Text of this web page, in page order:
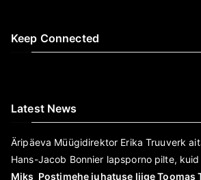
Keep Connected
Latest News
Äripäeva Müügidirektor Erika Truuverk
Hans-Jacob Bonnier lapsporno pilte,
Miks Postimehe juhatuse liige Toomas